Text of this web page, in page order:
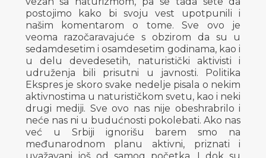
postojimo kako bi svoju vest upotpunili i
našim komentarom o tome. Sve ovo je
veoma razočaravajuće s obzirom da su u
sedamdesetim i osamdesetim godinama, kao i
u delu devedesetih, naturistički aktivisti i
udruženja bili prisutni u javnosti. Politika
Ekspres je skoro svake nedelje pisala o nekim
aktivnostima u naturističkom svetu, kao i neki
drugi mediji. Sve ovo nas nije obeshrabrilo i
neće nas ni u budućnosti pokolebati. Ako nas
već u Srbiji ignorišu barem smo na
međunarodnom planu aktivni, priznati i